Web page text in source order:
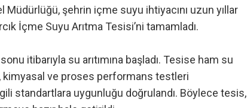
şehrin içme suyu ihtiyacını uzun yıllar
İçme Suyu Arıtma Tesisi’ni tamamladı.
itibarıyla su arıtımına başladı. Tesise ham su
kimyasal ve proses performans testleri
standartlara uygunluğu doğrulandı. Böylece tesis,